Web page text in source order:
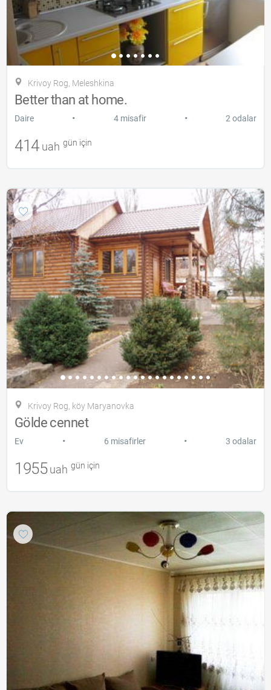
Krivoy Rog, Meleshkina
Better than at home.
Daire • 4 misafir • 2 odalar
414 uah gün için
Krivoy Rog, köy Maryanovka
Gölde cennet
Ev • 6 misafirler • 3 odalar
1955 uah gün için